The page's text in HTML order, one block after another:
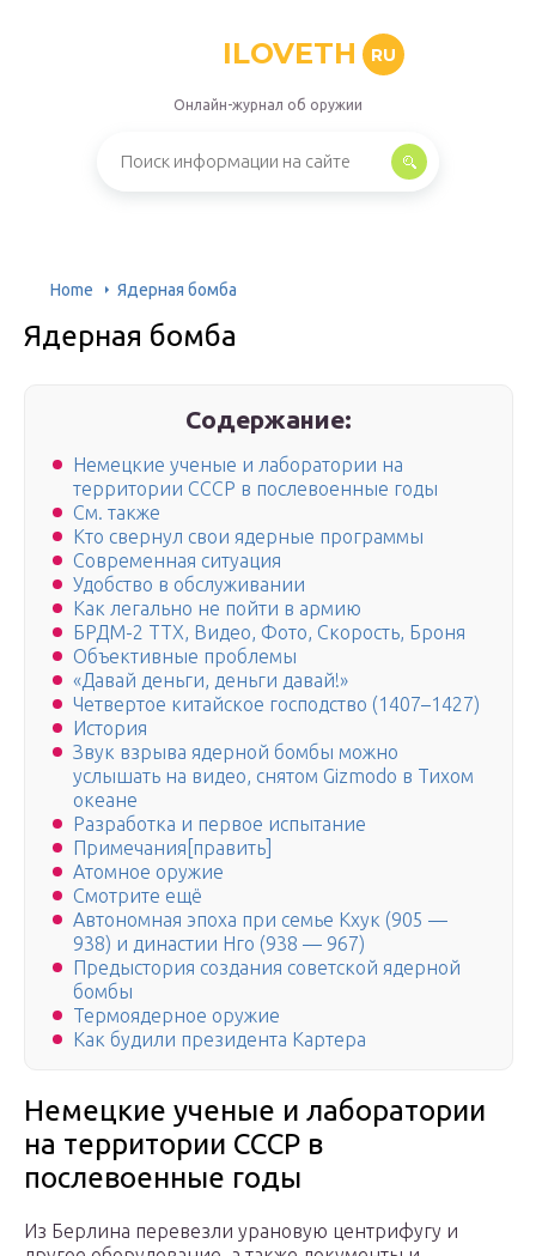
ILOVETH RU
Онлайн-журнал об оружии
Home Ядерная бомба
Ядерная бомба
Содержание:
Немецкие ученые и лаборатории на
территории СССР в послевоенные годы
См. также
Кто свернул свои ядерные программы
Современная ситуация
Удобство в обслуживании
Как легально не пойти в армию
БРДМ-2 ТТХ, Видео, Фото, Скорость, Броня
Объективные проблемы
«Давай деньги, деньги давай!»
Четвертое китайское господство (1407–1427)
История
Звук взрыва ядерной бомбы можно
услышать на видео, снятом Gizmodo в Тихом
океане
Разработка и первое испытание
Примечания[править]
Атомное оружие
Смотрите ещё
Автономная эпоха при семье Кхук (905 —
938) и династии Нго (938 — 967)
Предыстория создания советской ядерной
бомбы
Термоядерное оружие
Как будили президента Картера
Немецкие ученые и лаборатории
на территории СССР в
послевоенные годы
Из Берлина перевезли урановую центрифугу и